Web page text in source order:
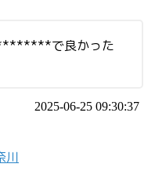
で良かった
2025-06-25 09:30:37
川